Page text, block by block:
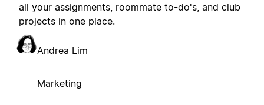
all your assignments, roommate to-do's, and club
projects in one place.
Andrea Lim
Marketing